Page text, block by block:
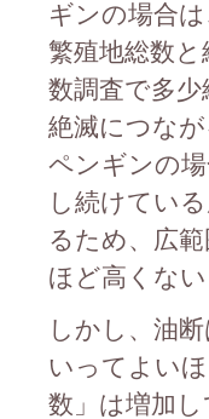
ギンの場合
繁殖地総数
数調査で多
絶滅につな
ペンギンの
し続けてい
るため、広
ほど高くな
しかし、油
いってよい
数」は増加